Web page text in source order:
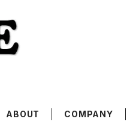
ABOUT
COMPANY